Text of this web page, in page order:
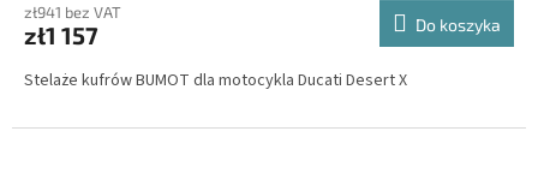
zł941 bez VAT
zł1 157 Do koszyka
Stelaże kufrów BUMOT dla motocykla Ducati Desert X